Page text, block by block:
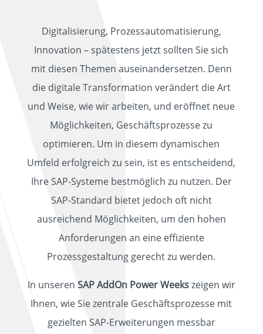
Digitalisierung, Prozessautomatisierung,
Innovation – spätestens jetzt sollten Sie sich
mit diesen Themen auseinandersetzen. Denn
die digitale Transformation verändert die Art
und Weise, wie wir arbeiten, und eröffnet neue
Möglichkeiten, Geschäftsprozesse zu
optimieren. Um in diesem dynamischen
Umfeld erfolgreich zu sein, ist es entscheidend,
Ihre SAP-Systeme bestmöglich zu nutzen. Der
SAP-Standard bietet jedoch oft nicht
ausreichend Möglichkeiten, um den hohen
Anforderungen an eine effiziente
Prozessgestaltung gerecht zu werden.
In unseren SAP AddOn Power Weekszeigen wir
Ihnen, wie Sie zentrale Geschäftsprozesse mit
gezielten SAP-Erweiterungen messbar